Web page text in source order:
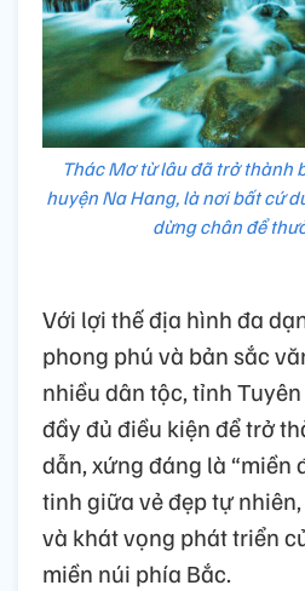
Thác Mơ từ lâu đã trở thành
huyện Na Hang, là nơi bất cứ
dừng chân để
Với lợi thế địa hình đa
phong phú và bản sắc
nhiều dân tộc, tỉnh
đầy đủ điều kiện để trở
dẫn, xứng đáng là “miền
tinh giữa vẻ đẹp tự
và khát vọng phát triển
miền núi phía Bắc.